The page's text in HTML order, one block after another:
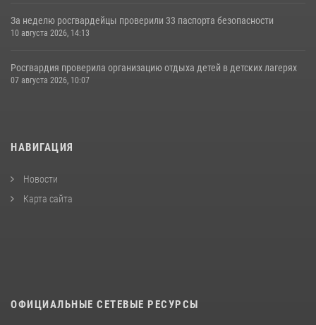
За неделю росгвардейцы проверили 33 паспорта безопасности
10 августа 2026, 14:13
Росгвардия проверила организацию отдыха детей в детских лагерях
07 августа 2026, 10:07
НАВИГАЦИЯ
Новости
Карта сайта
ОФИЦИАЛЬНЫЕ СЕТЕВЫЕ РЕСУРСЫ